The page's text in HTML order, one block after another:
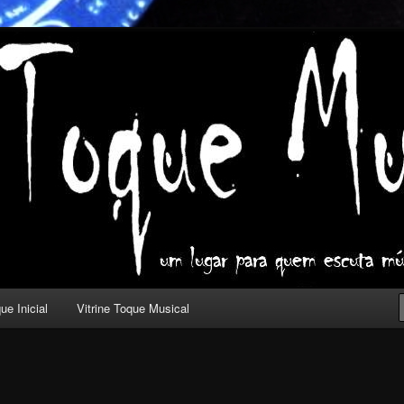
com outros olhos.
Inicial Vitrine Toque Musical